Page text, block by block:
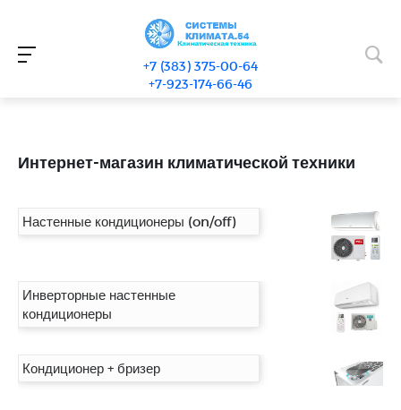
+7 (383) 375-00-64
+7-923-174-66-46
Интернет-магазин климатической техники
Настенные кондиционеры (on/off)
Инверторные настенные
кондиционеры
Кондиционер + бризер